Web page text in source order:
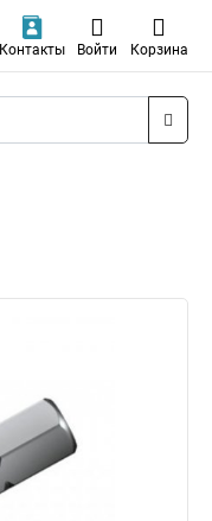
Контакты Войти Корзина